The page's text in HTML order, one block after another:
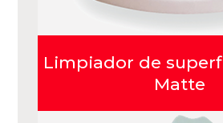
Limpiador de
Matte